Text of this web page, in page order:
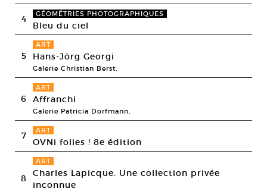
4 GÉOMÉTRIES PHOTOGRAPHIQUES
Bleu du ciel
5
ART
Hans-Jörg Georgi
Galerie Christian Berst,
6
ART
Affranchi
Galerie Patricia Dorfmann,
7 ART
OVNi folies ! 8e édition
8
ART
Charles Lapicque. Une collection privée
inconnue